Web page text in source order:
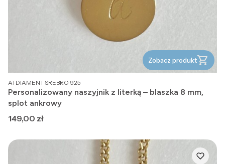
Zobacz produkt
PRODUCENT
ATDIAMENT SREBRO 925
Personalizowany naszyjnik z literką – blaszka 8 mm,
splot ankrowy
Cena
149,00 zł